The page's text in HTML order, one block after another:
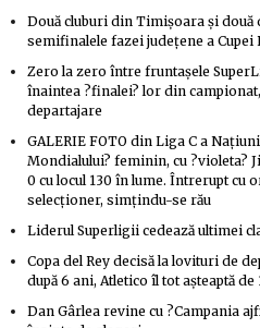
Două cluburi din Timişoara şi
semifinalele fazei judeţene a Cupei
Zero la zero între fruntaşele
înaintea ?finalei? lor din
departajare
GALERIE FOTO din Liga C a
Mondialului? feminin, cu ?violeta?
0 cu locul 130 în lume. Întrerupt cu
selecţioner, simţindu-se rău
Liderul Superligii cedează ultimei
Copa del Rey decisă la lovituri de
după 6 ani, Atletico îl tot aşteaptă de
Dan Gârlea revine cu ?Campania